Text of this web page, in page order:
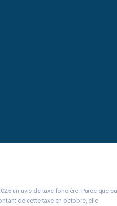
un avis de taxe foncière. Parce que sa
de cette taxe en octobre, elle